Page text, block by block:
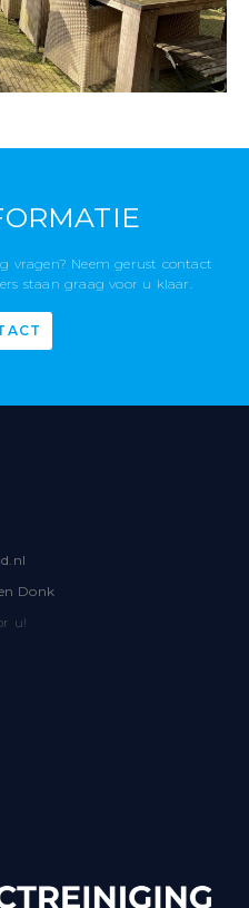
vragen? Neem gerust contact
staan graag voor u klaar.
Donk
u!